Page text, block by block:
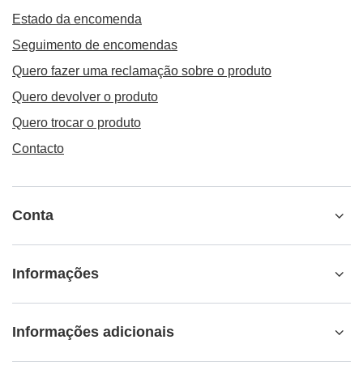
Estado da encomenda
Seguimento de encomendas
Quero fazer uma reclamação sobre o produto
Quero devolver o produto
Quero trocar o produto
Contacto
Conta
Informações
Informações adicionais